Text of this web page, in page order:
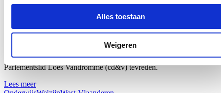
Alles toestaan
Weigeren
schooljaar deel aan ‘Oog voor Lekkers’, het Vlaams-Europese
subsidieprogramma dat gezonde voedingsgewoonten bij kinderen
meer dan drie jaar geleden: een stijging van respectievelijk bijna 9
en bijna 32 procent. “Onze West-Vlaamse scholen bevestigen zo
hun sterk engagement voor gezonde voeding op school én de
verbinding met onze lokale land- en tuinbouw”, zegt Vlaams
Parlementslid Loes Vandromme (cd&v) tevreden.
Lees meer